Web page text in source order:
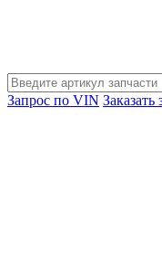
Запрос по VIN Заказать